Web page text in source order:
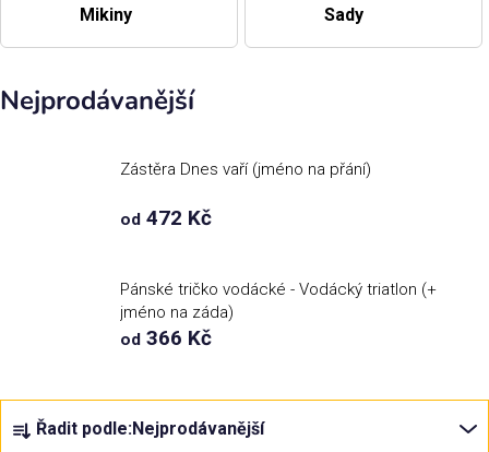
PříležitostiMikiny Sady
Nejprodávanější
Zástěra Dnes vaří (jméno na přání)
od 472 Kč
Pánské tričko vodácké - Vodácký triatlon (+
jméno na záda)
od 366 Kč
Řadit podle:Nejprodávanější